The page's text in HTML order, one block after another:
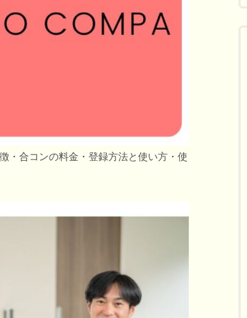
・合コンの料金・登録方法と使い方・使